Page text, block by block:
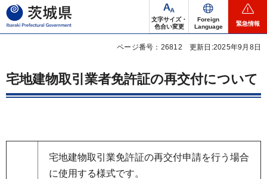
茨城県
文字サイズ・
色合い変更
Foreign
Language
緊急情報
ページ番号：26812 更新日:2025年9月8日
宅地建物取引業者免許証の再交付について
宅地建物取引業免許証の再交付申請を行う場合
に使用する様式です。